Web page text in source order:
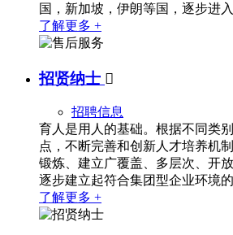
国，新加坡，伊朗等国，逐步进
了解更多 +
招贤纳士 
招聘信息
育人是用人的基础。根据不同类
点，不断完善和创新人才培养机
锻炼、建立广覆盖、多层次、开
逐步建立起符合集团型企业环境
了解更多 +